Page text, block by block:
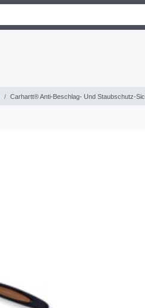
Carhartt® Anti-Beschlag- Und Staubschutz-